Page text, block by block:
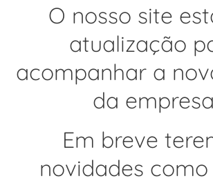
O nosso site
atualização
acompanhar a
da
Em breve
novidades como